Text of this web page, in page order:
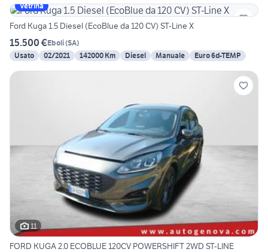
Vetrina
Ford Kuga 1.5 Diesel (EcoBlue da 120 CV) ST-Line X
15.500 €Eboli(SA)
Usato
02/2021 142000 Km Diesel Manuale Euro 6d-TEMP
11
FORD KUGA 2.0 ECOBLUE 120CV POWERSHIFT 2WD ST-LINE